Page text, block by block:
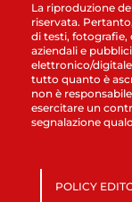
La riproduzione
riservata.
di testi,
aziendali e
elettronico/
tutto quanto è
non è
esercitare un
segnalazione
POLICY